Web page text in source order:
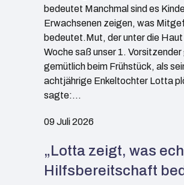
bedeutet Manchmal sind es
Erwachsenen zeigen, was
bedeutet.Mut, der unter die
Woche saß unser 1. Vorsitzender
gemütlich beim Frühstück, als
achtjährige Enkeltochter Lotta
sagte:…
09 Juli 2026
„Lotta zeigt, was
Hilfsbereitschaft